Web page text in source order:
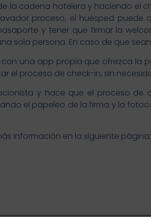
la cadena hotelera y haciendo el
proceso, el huésped puede
y tener que firmar la
sola persona. En caso de que
una app propia que ofrezca la
el proceso de check-in, sin
y hace que el proceso de
el papeleo de la firma y la
información en la siguiente página: